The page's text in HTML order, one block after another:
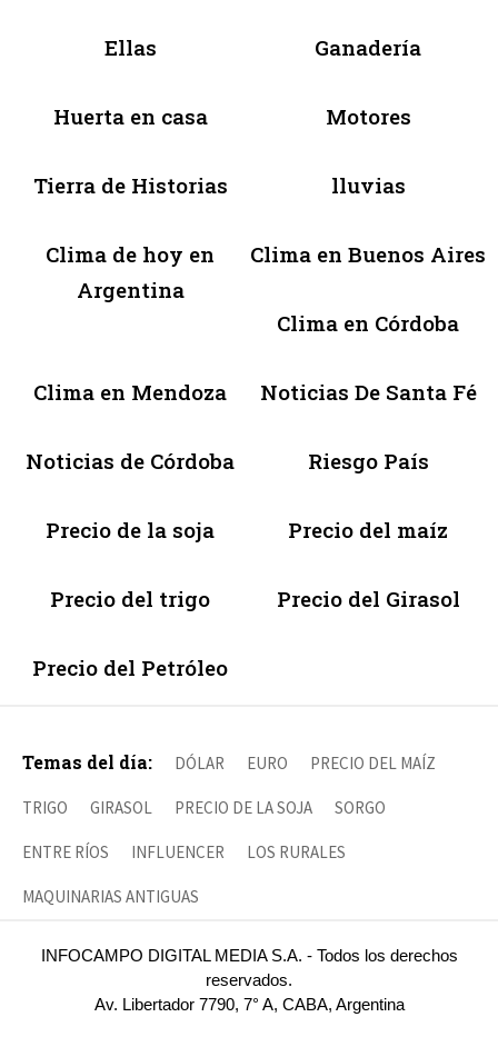
Ellas Ganadería
Huerta en casa Motores
Tierra de Historias lluvias
Clima de hoy en
Argentina
Clima en Buenos Aires
Clima en Córdoba
Clima en Mendoza Noticias De Santa Fé
Noticias de Córdoba Riesgo País
Precio de la soja Precio del maíz
Precio del trigo Precio del Girasol
Precio del Petróleo
Temas del día: DÓLAR EURO PRECIO DEL MAÍZ
TRIGO GIRASOL PRECIO DE LA SOJA SORGO
ENTRE RÍOS INFLUENCER LOS RURALES
MAQUINARIAS ANTIGUAS
INFOCAMPO DIGITAL MEDIA S.A. - Todos los derechos
reservados.
Av. Libertador 7790, 7° A, CABA, Argentina